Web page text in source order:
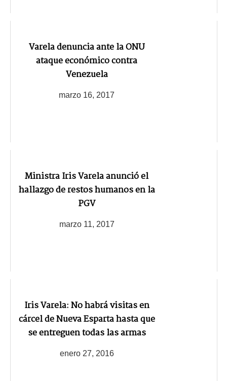
Varela denuncia ante la ONU
ataque económico contra
Venezuela
marzo 16, 2017
Ministra Iris Varela anunció el
hallazgo de restos humanos en la
PGV
marzo 11, 2017
Iris Varela: No habrá visitas en
cárcel de Nueva Esparta hasta que
se entreguen todas las armas
enero 27, 2016